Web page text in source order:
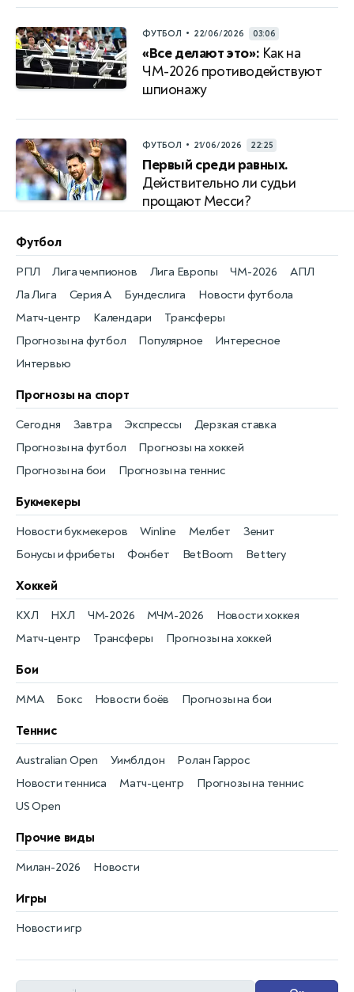
ФУТБОЛ • 22/06/2026 03:06
«Все делают это»: Как на
ЧМ-2026 противодействуют
шпионажу
ФУТБОЛ • 21/06/2026 22:25
Первый среди равных.
Действительно ли судьи
прощают Месси?
Футбол
Новости футбола
РПЛ
Матч-центр
Лига чемпионов
Календари
Лига Европы
Трансферы
ЧМ-2026
Прогнозы на футбол
АПЛ
Популярное
Ла Лига
Интересное
Серия А
Интервью
Бундеслига
Прогнозы на спорт
Прогнозы на футбол
Сегодня
Прогнозы на хоккей
Завтра
Прогнозы на бои
Экспрессы
Прогнозы на теннис
Дерзкая ставка
Букмекеры
Бонусы и фрибеты
Новости букмекеров
Фонбет
Winline
BetBoom
Мелбет
Bettery
Зенит
Хоккей
Новости хоккея
КХЛ
Матч-центр
НХЛ
Трансферы
ЧМ-2026
Прогнозы на хоккей
МЧМ-2026
Бои
Новости боёв
MMA Прогнозы на бои
Бокс
Теннис
Новости тенниса
Australian Open
Матч-центр
Уимблдон
Прогнозы на теннис
Ролан Гаррос
US Open
Прочие виды
Новости
Милан-2026
Игры
Новости игр